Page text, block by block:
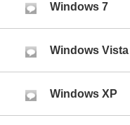
Windows 7
Windows Vista
Windows XP